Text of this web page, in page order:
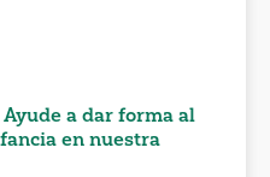
a dar forma al
en nuestra